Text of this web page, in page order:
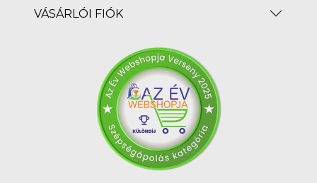
VÁSÁRLÓI FIÓK